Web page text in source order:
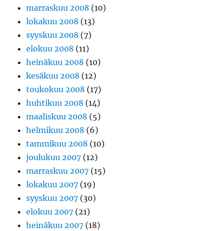
marraskuu 2008 (10)
lokakuu 2008 (13)
syyskuu 2008 (7)
elokuu 2008 (11)
heinäkuu 2008 (10)
kesäkuu 2008 (12)
toukokuu 2008 (17)
huhtikuu 2008 (14)
maaliskuu 2008 (5)
helmikuu 2008 (6)
tammikuu 2008 (10)
joulukuu 2007 (12)
marraskuu 2007 (15)
lokakuu 2007 (19)
syyskuu 2007 (30)
elokuu 2007 (21)
heinäkuu 2007 (18)